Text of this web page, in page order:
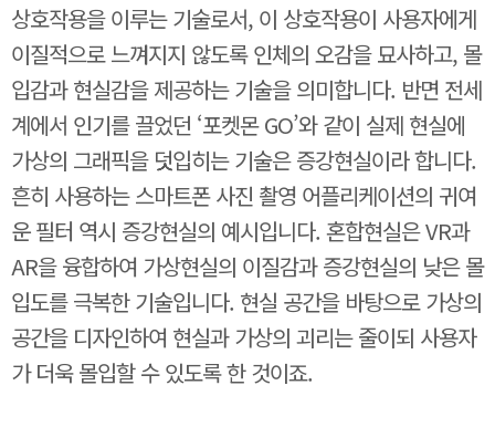
상호작용을 이루는 기술로서, 이 상호작용이 사용자에게
이질적으로 느껴지지 않도록 인체의 오감을 묘사하고, 몰
입감과 현실감을 제공하는 기술을 의미합니다. 반면 전세
계에서 인기를 끌었던 ‘포켓몬 GO’와 같이 실제 현실에
가상의 그래픽을 덧입히는 기술은 증강현실이라 합니다.
흔히 사용하는 스마트폰 사진 촬영 어플리케이션의 귀여
운 필터 역시 증강현실의 예시입니다. 혼합현실은 VR과
AR을 융합하여 가상현실의 이질감과 증강현실의 낮은 몰
입도를 극복한 기술입니다. 현실 공간을 바탕으로 가상의
공간을 디자인하여 현실과 가상의 괴리는 줄이되 사용자
가 더욱 몰입할 수 있도록 한 것이죠.